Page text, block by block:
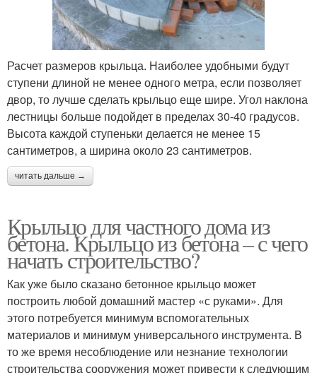
Расчет размеров крыльца. Наиболее удобными будут
ступени длиной не менее одного метра, если позволяет
двор, то лучше сделать крыльцо еще шире. Угол наклона
лестницы больше подойдет в пределах 30-40 градусов.
Высота каждой ступеньки делается не менее 15
сантиметров, а ширина около 23 сантиметров.
читать дальше →
Крыльцо для частного дома из
бетона. Крыльцо из бетона – с чего
начать строительство?
Как уже было сказано бетонное крыльцо может
построить любой домашний мастер «с руками». Для
этого потребуется минимум вспомогательных
материалов и минимум универсального инструмента. В
то же время несоблюдение или незнание технологии
строительства сооружения может привести к следующим